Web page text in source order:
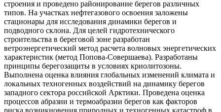
строения и проведено районирование берегов различных
типов. На участках нефтегазового освоения заложены
стационары для исследования динамики берегов и
подводного склона. Для целей гидротехнического
строительства в береговой зоне разработан
ветроэнергетический метод расчета волновых энергетических
характеристик (метод Попова-Совершаева). Разработаны
принципы берегозащиты в условиях криолитозоны.
Выполнена оценка влияния глобальных изменений климата и
локальных техногенных воздействий на динамику берегов
западного сектора российской Арктики. Проведена оценка
процессов абразии и термоабразии берегов как факторов
риска возникновения природных и техногенных катастроф в